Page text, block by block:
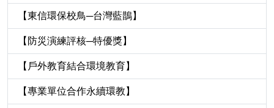
【東信環保校鳥─台灣藍鵲】
【防災演練評核─特優獎】
【戶外教育結合環境教育】
【專業單位合作永續環教】